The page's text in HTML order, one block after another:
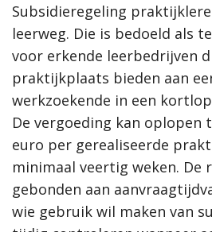
Subsidieregeling
leerweg. Die is bedoeld als
voor erkende leerbedrijven
praktijkplaats bieden aan
werkzoekende in een
De vergoeding kan oplopen
euro per gerealiseerde
minimaal veertig weken. De
gebonden aan
wie gebruik wil maken van